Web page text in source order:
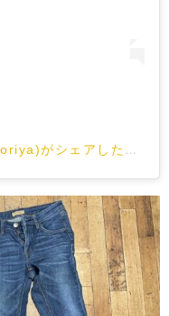
ねこもりや(@denimlove.nekomoriya)がシェアした投稿